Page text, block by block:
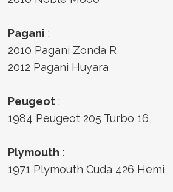
Pagani :
2010 Pagani Zonda R
2012 Pagani Huyara
Peugeot :
1984 Peugeot 205 Turbo 16
Plymouth :
1971 Plymouth Cuda 426 Hemi